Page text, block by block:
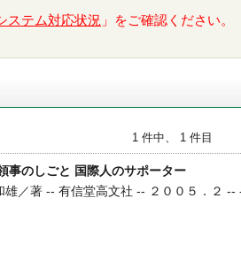
ステム対応状況 」をご確認ください。
1 件中、 1 件目
事のしごと 国際人のサポーター
雄／著 -- 有信堂高文社 -- ２００５．２ --